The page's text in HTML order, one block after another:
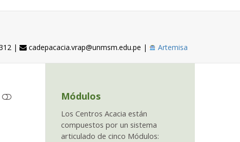
| Email
cadepacacia.vrap@unmsm.edu.pe | Chatbot
Artemisa
Módulos
Los Centros Acacia están
compuestos por un sistema
articulado de cinco Módulos: